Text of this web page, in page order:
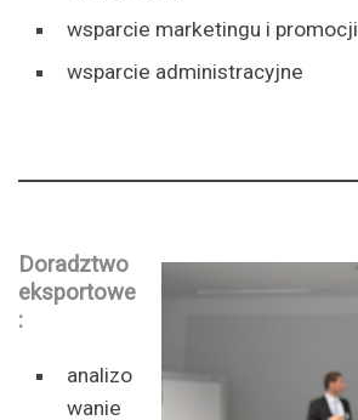
wsparcie marketingu i promocji
wsparcie administracyjne
Doradztwo
eksportowe
:
analizo
wanie